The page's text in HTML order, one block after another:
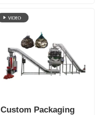
Custom Packaging